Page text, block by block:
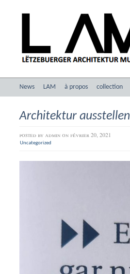
News LAM à propos collection
Architektur ausstellen
posted by admin on février 20, 2021
Uncategorized